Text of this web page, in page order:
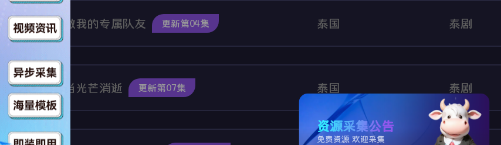
做我的专属队友 更新第04集 泰国 泰剧
当光芒消逝 更新第07集 泰国 泰剧
资源采集公告
免费资源 欢迎采集